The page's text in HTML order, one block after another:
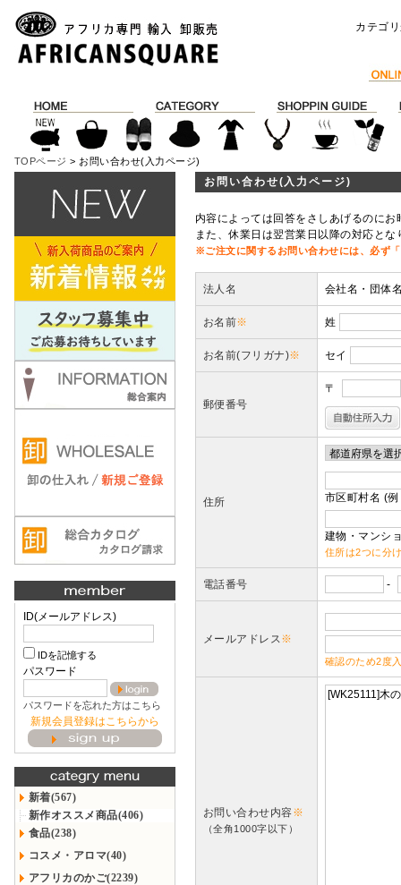
カテゴ
TOPページ > お問い合わせ(入力ページ)
ID(メールアドレス)
IDを記憶する
パスワード
パスワードを忘れた方はこちら
新規会員登録はこちらから
新着(567)
新作オススメ商品(406)
食品(238)
コスメ・アロマ(40)
アフリカのかご(2239)
お問い合わせ(入力ページ)
内容によっては回答をさしあげるのに
また、休業日は翌営業日以降の対応と
※ご注文に関するお問い合わせには、必ず
法人名 会社名・団体
お名前※ 姓
お名前(フリガナ)※ セイ
郵便番号
〒
住所 市区町村名 (
建物・マンシ
住所は2つに分
電話番号 -
メールアドレス※
確認のため2度
お問い合わせ内容※
（全角1000字以下）